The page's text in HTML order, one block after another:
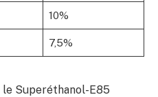
10%
7,5%
Superéthanol-E85